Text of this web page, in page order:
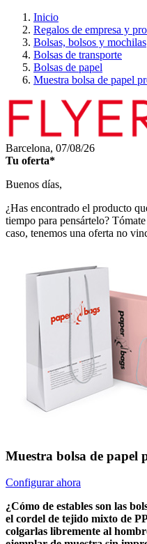
Inicio
Regalos de empresa y
Bolsas, bolsos y mochilas
Bolsas de transporte
Bolsas de papel
Muestra bolsa de papel
Barcelona, 07/08/26
Tu oferta*
Buenos días,
¿Has encontrado el producto
tiempo para pensártelo?
caso, tenemos una oferta no
Muestra bolsa de papel
Configurar ahora
¿Cómo de estables son las
el cordel de tejido mixto de
colgarlas libremente al